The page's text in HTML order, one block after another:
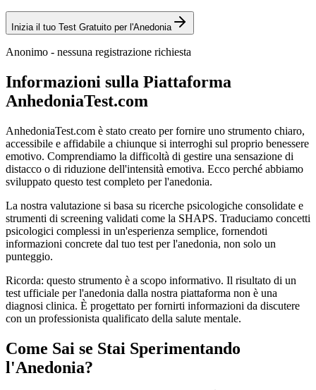
Inizia il tuo Test Gratuito per l'Anedonia
Anonimo - nessuna registrazione richiesta
Informazioni sulla Piattaforma
AnhedoniaTest.com
AnhedoniaTest.com è stato creato per fornire uno strumento chiaro,
accessibile e affidabile a chiunque si interroghi sul proprio benessere
emotivo. Comprendiamo la difficoltà di gestire una sensazione di
distacco o di riduzione dell'intensità emotiva. Ecco perché abbiamo
sviluppato questo test completo per l'anedonia.
La nostra valutazione si basa su ricerche psicologiche consolidate e
strumenti di screening validati come la SHAPS. Traduciamo concetti
psicologici complessi in un'esperienza semplice, fornendoti
informazioni concrete dal tuo test per l'anedonia, non solo un
punteggio.
Ricorda: questo strumento è a scopo informativo. Il risultato di un
test ufficiale per l'anedonia dalla nostra piattaforma non è una
diagnosi clinica. È progettato per fornirti informazioni da discutere
con un professionista qualificato della salute mentale.
Come Sai se Stai Sperimentando
l'Anedonia?